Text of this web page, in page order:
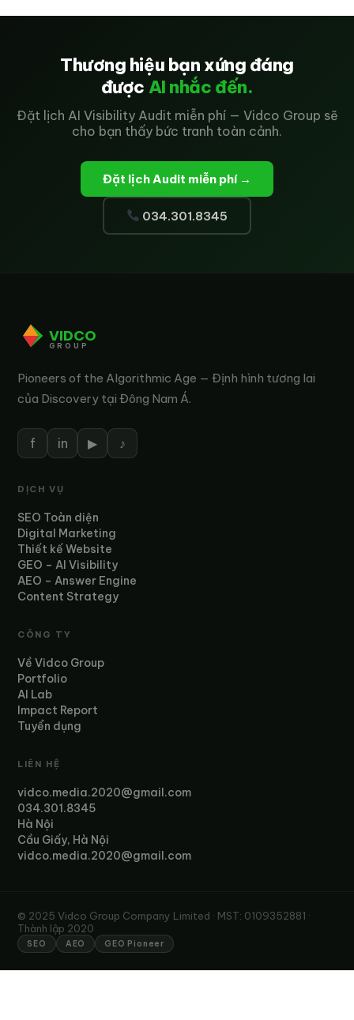
Thương hiệu bạn xứng đáng
được AI nhắc đến.
Đặt lịch AI Visibility Audit miễn phí — Vidco Group sẽ
cho bạn thấy bức tranh toàn cảnh.
Đặt lịch Audit miễn phí →
034.301.8345
VIDCO
GROUP
Pioneers of the Algorithmic Age — Định hình tương lai
của Discovery tại Đông Nam Á.
f in ▶ ♪
DỊCH VỤ
SEO Toàn diện
Digital Marketing
Thiết kế Website
GEO – AI Visibility
AEO – Answer Engine
Content Strategy
CÔNG TY
Về Vidco Group
Portfolio
AI Lab
Impact Report
Tuyển dụng
LIÊN HỆ
vidco.media.2020@gmail.com
034.301.8345
Hà Nội
Cầu Giấy, Hà Nội
vidco.media.2020@gmail.com
© 2025 Vidco Group Company Limited · MST: 0109352881 ·
Thành lập 2020
SEO AEO GEO Pioneer